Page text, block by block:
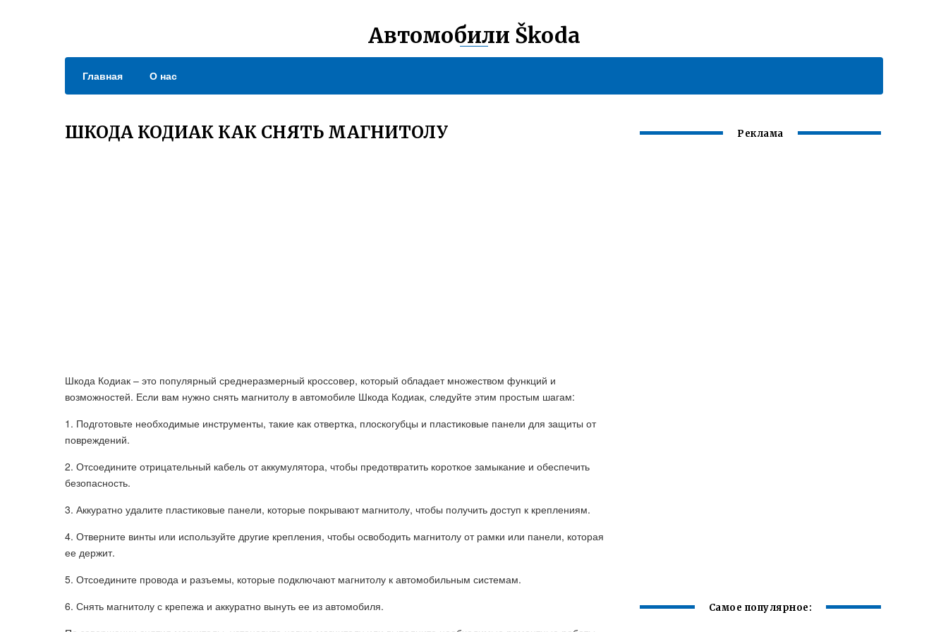
Автомобили Škoda
Главная О нас
ШКОДА КОДИАК КАК СНЯТЬ МАГНИТОЛУ
Шкода Кодиак – это популярный среднеразмерный кроссовер, который обладает множеством функций и
возможностей. Если вам нужно снять магнитолу в автомобиле Шкода Кодиак, следуйте этим простым шагам:
1. Подготовьте необходимые инструменты, такие как отвертка, плоскогубцы и пластиковые панели для защиты от
повреждений.
2. Отсоедините отрицательный кабель от аккумулятора, чтобы предотвратить короткое замыкание и обеспечить
безопасность.
3. Аккуратно удалите пластиковые панели, которые покрывают магнитолу, чтобы получить доступ к креплениям.
4. Отверните винты или используйте другие крепления, чтобы освободить магнитолу от рамки или панели, которая
ее держит.
5. Отсоедините провода и разъемы, которые подключают магнитолу к автомобильным системам.
6. Снять магнитолу с крепежа и аккуратно вынуть ее из автомобиля.
Реклама
Самое популярное: